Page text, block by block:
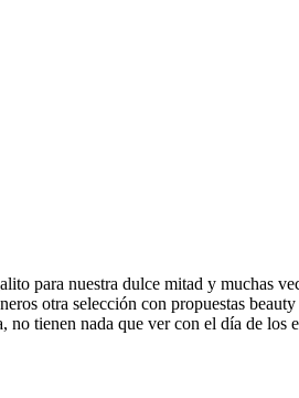
para nuestra dulce mitad y muchas
otra selección con propuestas
tienen nada que ver con el día de los